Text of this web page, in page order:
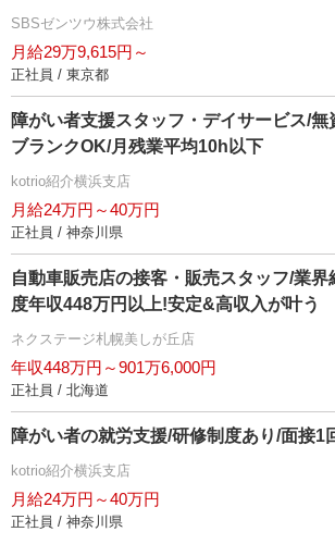
SBSゼンツウ株式会社
月給29万9,615円～
正社員 / 東京都
障がい者支援スタッフ・デイサービス/
ブランクOK/月残業平均10h以下
kotrio紹介横浜支店
月給24万円～40万円
正社員 / 神奈川県
自動車販売店の接客・販売スタッフ/業
度年収448万円以上!安定&高収入が叶う
ネクステージ札幌美しが丘店
年収448万円～901万6,000円
正社員 / 北海道
障がい者の就労支援/研修制度あり/面接1
kotrio紹介横浜支店
月給24万円～40万円
正社員 / 神奈川県